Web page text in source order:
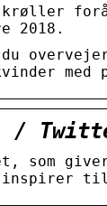
krøller
2018.
du
med
/
som
inspirer